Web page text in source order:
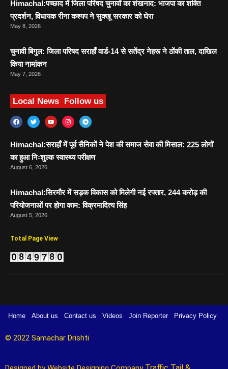
Himachal:पच्छाद में जिला परिषद चुनावों का शंखनाद: भाजपा का शक्ति
प्रदर्शन, विधायक रीना कश्यप ने सुक्खू सरकार को घेरा
May 8, 2026
चुनावी बिगुल: जिला परिषद सराहाँ वार्ड-14 से सतेंद्र नेहरू ने ठोंकी ताल, दाखिल
किया नामांकन
May 7, 2026
Local News Follow us
Himachal:सराहाँ में पूर्व सैनिकों ने पेश की समाज सेवा की मिसाल: 225 लोगों
का हुआ निःशुल्क स्वास्थ्य परीक्षण
August 6, 2026
Himachal:सिरमौर में सड़क विकास को मिलेगी नई रफ्तार, 244 करोड़ की
परियोजनाओं पर होगा काम: विक्रमादित्य सिंह
August 5, 2026
Total Page View
Home About us Contact us Videos Join Reporter Privacy Policy
© 2022 Samachar Drishti